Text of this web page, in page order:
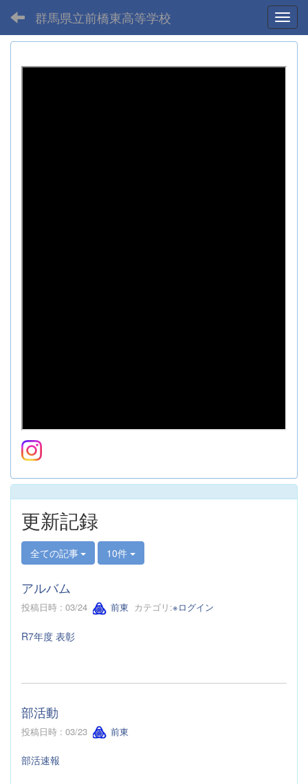
群馬県立前橋東高等学校
更新記録
全ての記事 10件
アルバム
投稿日時 : 03/24 前東 カテゴリ:※ログイン
R7年度 表彰
部活動
投稿日時 : 03/23 前東
部活速報